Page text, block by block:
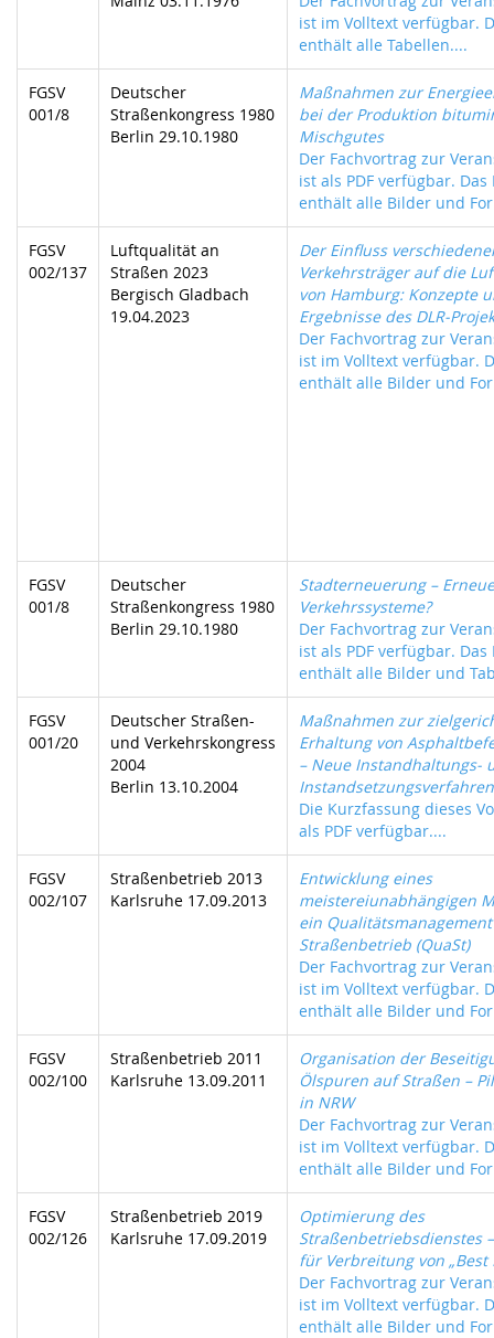
ist im Volltext verfügbar.
enthält alle Tabellen....
FGSV
001/8
Deutscher
Straßenkongress 1980
Berlin 29.10.1980
Maßnahmen zur
bei der Produktion
Mischgutes
Der Fachvortrag zur
ist als PDF verfügbar. Das
enthält alle Bilder und
FGSV
002/137
Luftqualität an
Straßen 2023
Bergisch Gladbach
19.04.2023
Der Einfluss
Verkehrsträger auf die
von Hamburg: Konzepte
Ergebnisse des DLR-
Der Fachvortrag zur
ist im Volltext verfügbar.
enthält alle Bilder und
FGSV
001/8
Deutscher
Straßenkongress 1980
Berlin 29.10.1980
Stadterneuerung –
Verkehrssysteme?
Der Fachvortrag zur
ist als PDF verfügbar. Das
enthält alle Bilder und
FGSV
001/20
Deutscher Straßen-
und Verkehrskongress
2004
Berlin 13.10.2004
Maßnahmen zur
Erhaltung von
– Neue Instandhaltungs-
Instandsetzungsverfahren
Die Kurzfassung dieses
als PDF verfügbar....
FGSV
002/107
Straßenbetrieb 2013
Karlsruhe 17.09.2013
Entwicklung eines
meistereiunabhängigen
ein
Straßenbetrieb (QuaSt)
Der Fachvortrag zur
ist im Volltext verfügbar.
enthält alle Bilder und
FGSV
002/100
Straßenbetrieb 2011
Karlsruhe 13.09.2011
Organisation der
Ölspuren auf Straßen –
in NRW
Der Fachvortrag zur
ist im Volltext verfügbar.
enthält alle Bilder und
FGSV
002/126
Straßenbetrieb 2019
Karlsruhe 17.09.2019
Optimierung des
Straßenbetriebsdienstes
für Verbreitung von „Best
Der Fachvortrag zur
ist im Volltext verfügbar.
enthält alle Bilder und